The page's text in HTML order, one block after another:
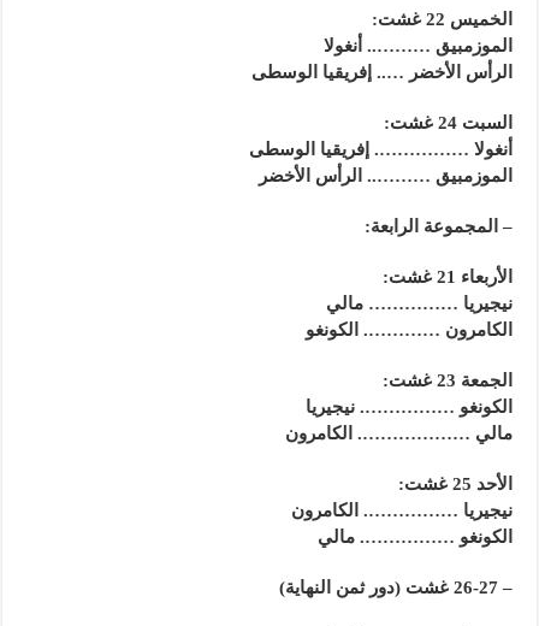
الخميس 22 غشت:
الموزمبيق ……….. أنغولا
الرأس الأخضر ….. إفريقيا الوسطى
السبت 24 غشت:
أنغولا ……………. إفريقيا الوسطى
الموزمبيق ……….. الرأس الأخضر
– المجموعة الرابعة:
الأربعاء 21 غشت:
نيجيريا …………… مالي
الكامرون …………. الكونغو
الجمعة 23 غشت:
الكونغو ……………. نيجيريا
مالي ………………. الكامرون
الأحد 25 غشت:
نيجيريا ……………. الكامرون
الكونغو ……………. مالي
– 26-27 غشت (دور ثمن النهاية)